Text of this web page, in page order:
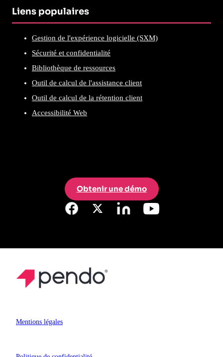
Liens populaires
Gestion de l'expérience logicielle (SXM)
Sécurité et confidentialité
Bibliothèque de ressources
Outil de calcul de l'assistance client
Outil de calcul de la rétention client
Accessibilité Web
Obtenir une démo
Mentions légales